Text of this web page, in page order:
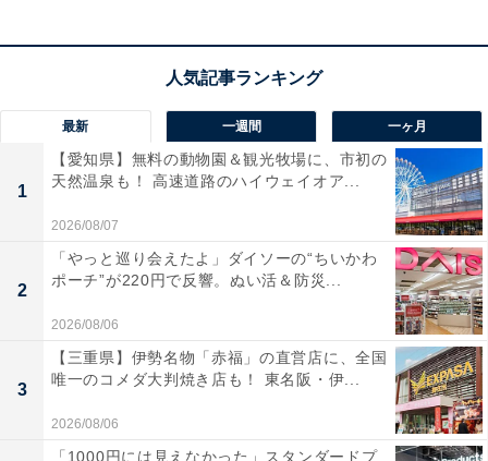
最新 一週間 一ヶ月
1
【愛知県】無料の動物園＆観光牧場に、市初の
天然温泉も！ 高速道路のハイウェイオア...
2026/08/07
2
「やっと巡り会えたよ」ダイソーの“ちいかわ
ポーチ”が220円で反響。ぬい活＆防災...
2026/08/06
3
【三重県】伊勢名物「赤福」の直営店に、全国
唯一のコメダ大判焼き店も！ 東名阪・伊...
2026/08/06
「1000円には見えなかった」スタンダードプ